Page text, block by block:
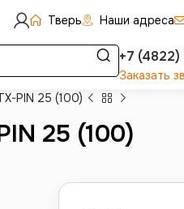
Тверь Наши адреса
+7
Заказать
PIN 25 (100)
25 (100)